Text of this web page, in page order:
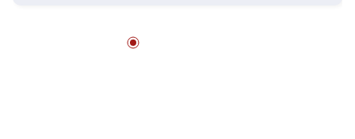
Área de Serviço (piso porcelanato) Aceita